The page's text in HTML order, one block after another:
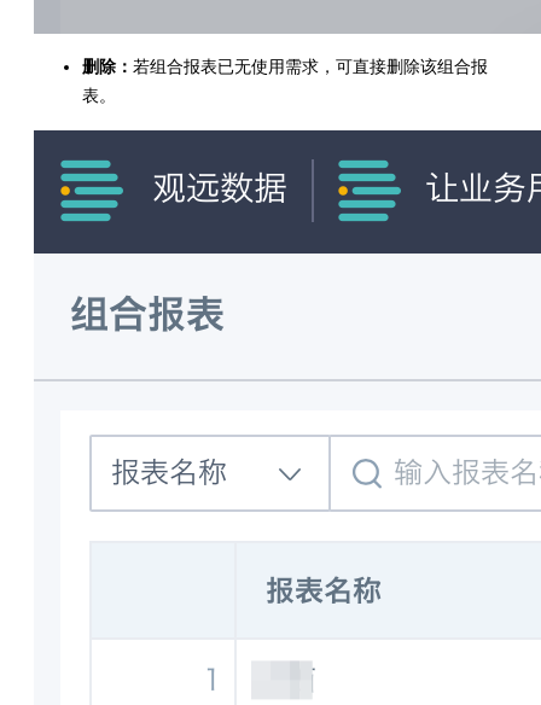
删除： 若组合报表已无使用需求，可直接删除该组合报
表。